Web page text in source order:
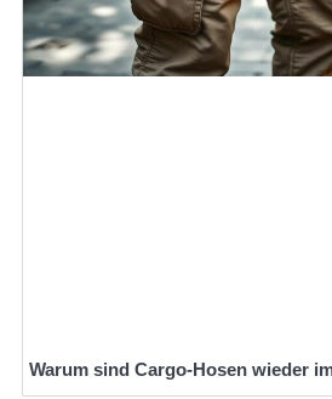
Warum sind Cargo-Hosen wieder